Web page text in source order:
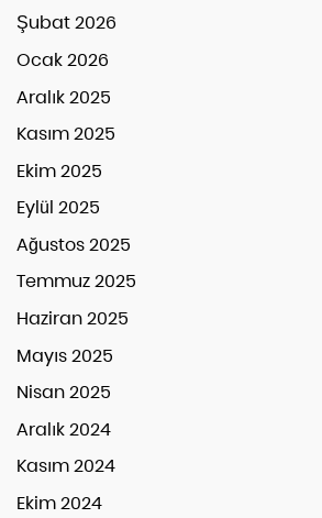
Şubat 2026
Ocak 2026
Aralık 2025
Kasım 2025
Ekim 2025
Eylül 2025
Ağustos 2025
Temmuz 2025
Haziran 2025
Mayıs 2025
Nisan 2025
Aralık 2024
Kasım 2024
Ekim 2024